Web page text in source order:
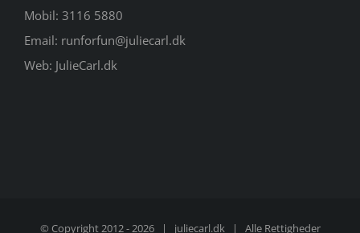
Mobil: 3116 5880
Email: runforfun@juliecarl.dk
Web: JulieCarl.dk
© Copyright 2012 -2026 | juliecarl.dk| Alle Rettigheder